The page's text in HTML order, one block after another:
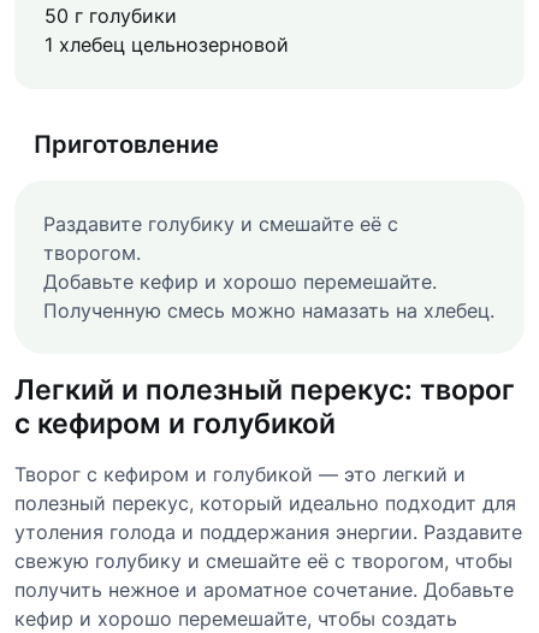
50 г голубики
1 хлебец цельнозерновой
Приготовление
Раздавите голубику и смешайте её с
творогом.
Добавьте кефир и хорошо перемешайте.
Полученную смесь можно намазать на хлебец.
Легкий и полезный перекус: творог
с кефиром и голубикой
Творог с кефиром и голубикой — это легкий и
полезный перекус, который идеально подходит для
утоления голода и поддержания энергии. Раздавите
свежую голубику и смешайте её с творогом, чтобы
получить нежное и ароматное сочетание. Добавьте
кефир и хорошо перемешайте, чтобы создать